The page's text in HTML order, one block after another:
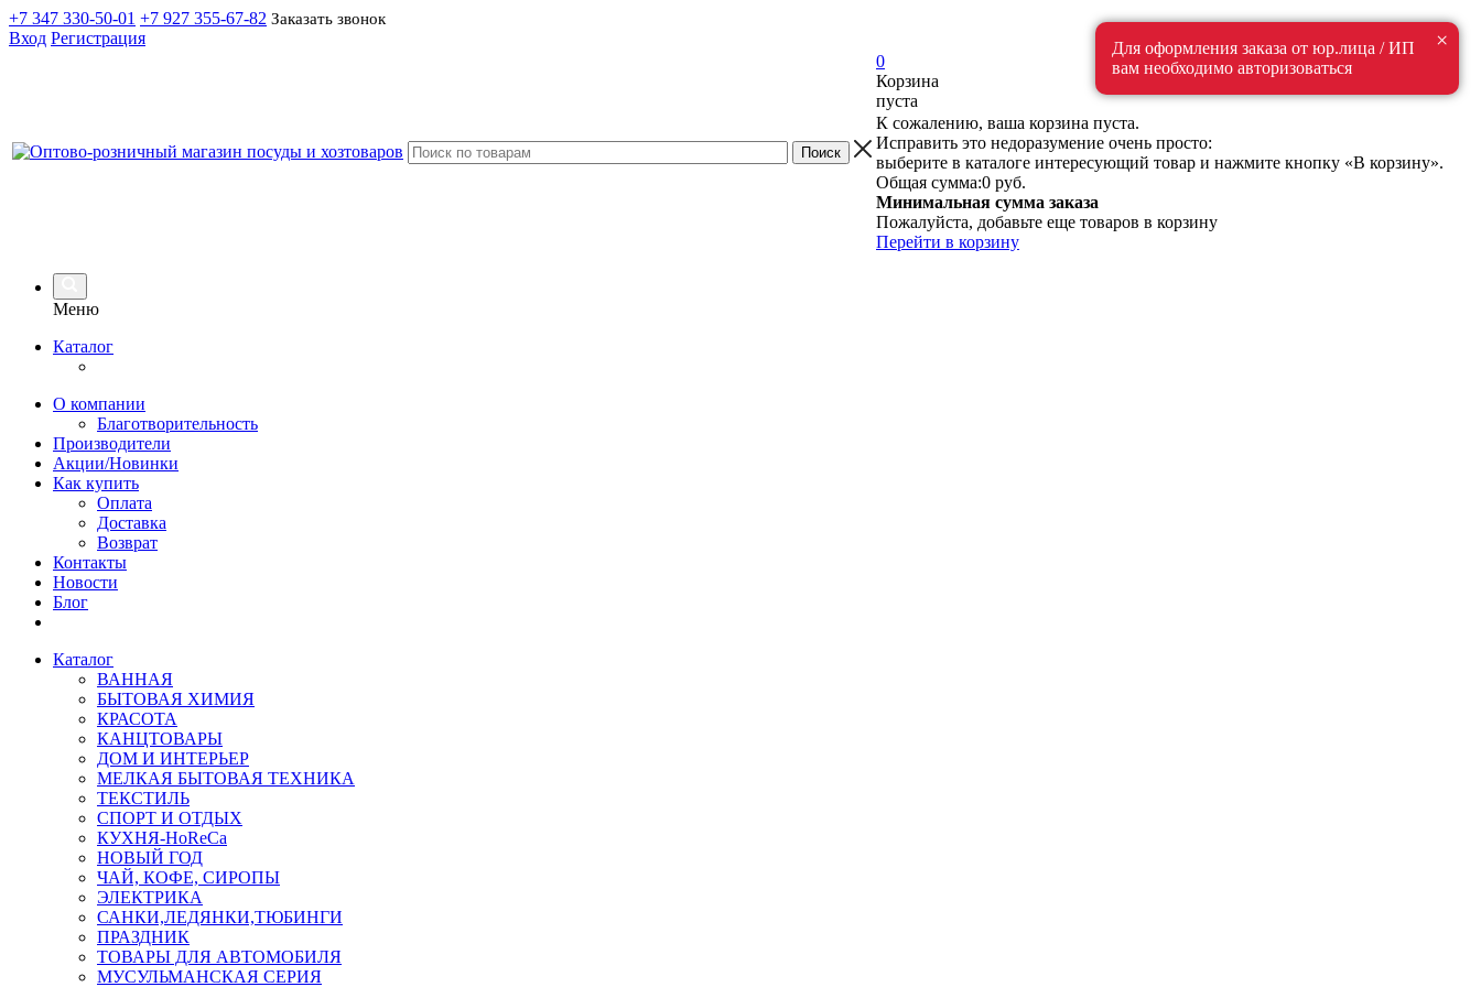
+7 347 330-50-01 +7 927 355-67-82 Заказать звонок
Вход Регистрация
0
Корзина
пуста
К сожалению, ваша корзина пуста.
Исправить это недоразумение очень просто:
выберите в каталоге интересующий товар и нажмите кнопку «В корзину».
Общая сумма:0 руб.
Минимальная сумма заказа
Пожалуйста, добавьте еще товаров в корзину
Перейти в корзину
Меню
Каталог
О компании
Благотворительность
Производители
Акции/Новинки
Как купить
Оплата
Доставка
Возврат
Контакты
Новости
Блог
Каталог
ВАННАЯ
БЫТОВАЯ ХИМИЯ
КРАСОТА
КАНЦТОВАРЫ
ДОМ И ИНТЕРЬЕР
МЕЛКАЯ БЫТОВАЯ ТЕХНИКА
ТЕКСТИЛЬ
СПОРТ И ОТДЫХ
КУХНЯ-HoReCa
НОВЫЙ ГОД
ЧАЙ, КОФЕ, СИРОПЫ
ЭЛЕКТРИКА
САНКИ,ЛЕДЯНКИ,ТЮБИНГИ
ПРАЗДНИК
ТОВАРЫ ДЛЯ АВТОМОБИЛЯ
МУСУЛЬМАНСКАЯ СЕРИЯ
×
Для оформления заказа от юр.лица / ИП
вам необходимо авторизоваться